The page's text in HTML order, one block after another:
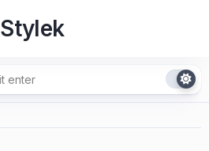
Stylek